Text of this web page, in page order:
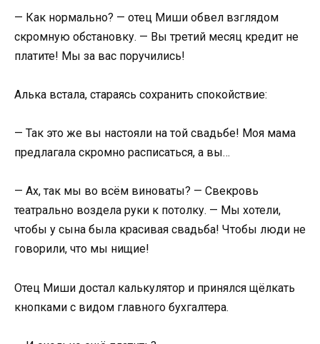
— Как нормально? — отец Миши обвел взглядом
скромную обстановку. — Вы третий месяц кредит не
платите! Мы за вас поручились!
Алька встала, стараясь сохранить спокойствие:
— Так это же вы настояли на той свадьбе! Моя мама
предлагала скромно расписаться, а вы…
— Ах, так мы во всём виноваты? — Свекровь
театрально воздела руки к потолку. — Мы хотели,
чтобы у сына была красивая свадьба! Чтобы люди не
говорили, что мы нищие!
Отец Миши достал калькулятор и принялся щёлкать
кнопками с видом главного бухгалтера.